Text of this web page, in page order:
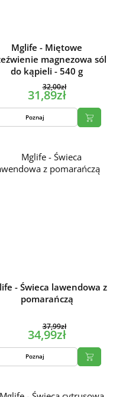
Mglife - Miętowe
magnezowa sól
do kąpieli - 540 g
32,00zł
31,89zł
Poznaj
- Świeca lawendowa z
pomarańczą
37,99zł
34,99zł
Poznaj